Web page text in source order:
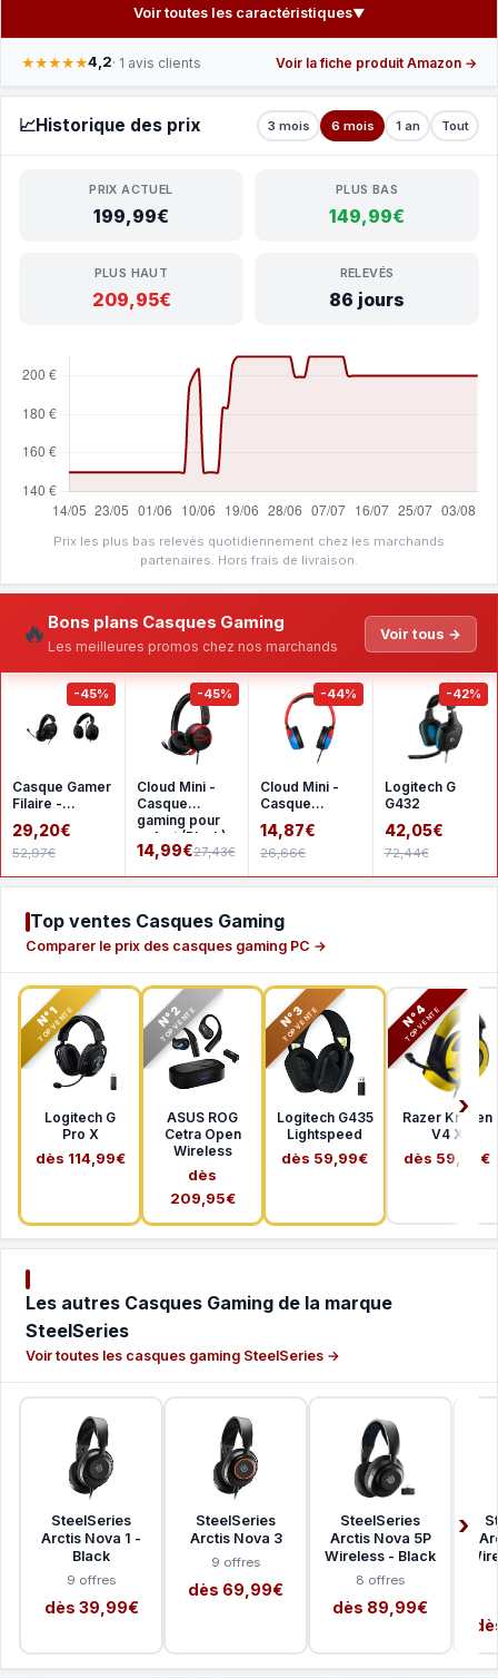
Voir toutes les caractéristiques▼
★★★★★4,2· 1 avis clients Voir la fiche produit Amazon →
📈Historique des prix 3 mois 6 mois 1 an Tout
PRIX ACTUEL
199,99€
PLUS BAS
149,99€
PLUS HAUT
209,95€
RELEVÉS
86 jours
Prix les plus bas relevés quotidiennement chez les marchands
partenaires. Hors frais de livraison.
🔥 Bons plans Casques Gaming
Les meilleures promos chez nos marchands
Voir tous →
-45%
Casque Gamer
Filaire -
HyperX Cloud
Stinger 2 -
pour PC
29,20€
52,97€
-45%
Cloud Mini -
Casque
gaming pour
enfant (Black)
14,99€27,43€
-44%
Cloud Mini -
Casque
gaming pour
enfant (multi)
14,87€
26,66€
-42%
Logitech G
G432
42,05€
72,44€
Top ventes Casques Gaming
Comparer le prix des casques gaming PC →
N°1
TOP VENTE
Logitech G
Pro X
dès 114,99€
N°2
TOP VENTE
ASUS ROG
Cetra Open
Wireless
dès
209,95€
N°3
TOP VENTE
Logitech G435
Lightspeed
dès 59,99€
N°4
TOP VENTE
Razer Kraken
V4 X
dès 59,99€
Les autres Casques Gaming de la marque
SteelSeries
Voir toutes les casques gaming SteelSeries →
SteelSeries
Arctis Nova 1 -
Black
9 offres
dès 39,99€
SteelSeries
Arctis Nova 3
9 offres
dès 69,99€
SteelSeries
Arctis Nova 5P
Wireless - Black
8 offres
dès 89,99€